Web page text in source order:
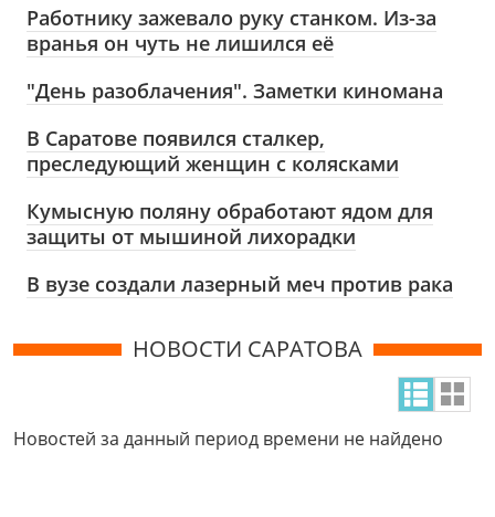
Работнику зажевало руку станком. Из-за
вранья он чуть не лишился её
"День разоблачения". Заметки киномана
В Саратове появился сталкер,
преследующий женщин с колясками
Кумысную поляну обработают ядом для
защиты от мышиной лихорадки
В вузе создали лазерный меч против рака
НОВОСТИ САРАТОВА
Новостей за данный период времени не найдено